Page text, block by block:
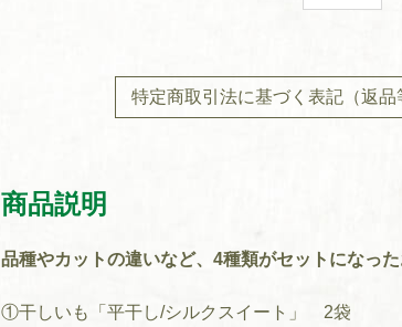
特定商取引法に基づく表記（返品
商品説明
品種やカットの違いなど、4種類がセットになっ
①干しいも「平干し/シルクスイート」 2袋